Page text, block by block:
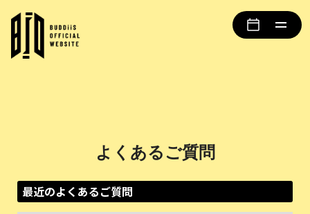
よくあるご質問
最近のよくあるご質問